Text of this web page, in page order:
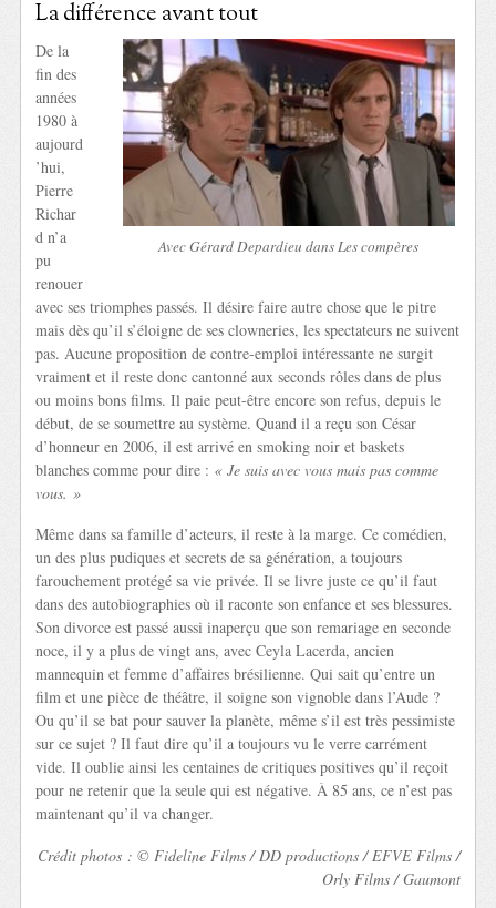
La différence avant tout
Avec Gérard Depardieu dans Les compères
De la
fin des
années
1980 à
aujourd
’hui,
Pierre
Richar
d n’a
pu
renouer
avec ses triomphes passés. Il désire faire autre chose que le pitre
mais dès qu’il s’éloigne de ses clowneries, les spectateurs ne suivent
pas. Aucune proposition de contre-emploi intéressante ne surgit
vraiment et il reste donc cantonné aux seconds rôles dans de plus
ou moins bons films. Il paie peut-être encore son refus, depuis le
début, de se soumettre au système. Quand il a reçu son César
d’honneur en 2006, il est arrivé en smoking noir et baskets
blanches comme pour dire : « Je suis avec vous mais pas comme
vous. »
Même dans sa famille d’acteurs, il reste à la marge. Ce comédien,
un des plus pudiques et secrets de sa génération, a toujours
farouchement protégé sa vie privée. Il se livre juste ce qu’il faut
dans des autobiographies où il raconte son enfance et ses blessures.
Son divorce est passé aussi inaperçu que son remariage en seconde
noce, il y a plus de vingt ans, avec Ceyla Lacerda, ancien
mannequin et femme d’affaires brésilienne. Qui sait qu’entre un
film et une pièce de théâtre, il soigne son vignoble dans l’Aude ?
Ou qu’il se bat pour sauver la planète, même s’il est très pessimiste
sur ce sujet ? Il faut dire qu’il a toujours vu le verre carrément
vide. Il oublie ainsi les centaines de critiques positives qu’il reçoit
pour ne retenir que la seule qui est négative. À 85 ans, ce n’est pas
maintenant qu’il va changer.
Crédit photos : © Fideline Films / DD productions / EFVE Films /
Orly Films / Gaumont